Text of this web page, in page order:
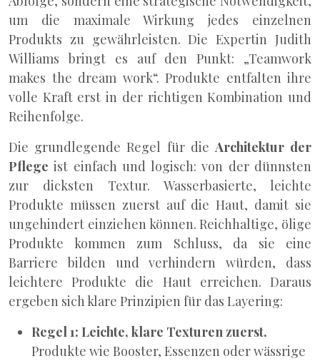
um die maximale Wirkung jedes einzelnen
Produkts zu gewährleisten. Die Expertin Judith
Williams bringt es auf den Punkt: „Teamwork
makes the dream work“. Produkte entfalten ihre
volle Kraft erst in der richtigen Kombination und
Reihenfolge.
Die grundlegende Regel für die Architektur der
Pflege ist einfach und logisch: von der dünnsten
zur dicksten Textur. Wasserbasierte, leichte
Produkte müssen zuerst auf die Haut, damit sie
ungehindert einziehen können. Reichhaltige, ölige
Produkte kommen zum Schluss, da sie eine
Barriere bilden und verhindern würden, dass
leichtere Produkte die Haut erreichen. Daraus
ergeben sich klare Prinzipien für das Layering:
Regel 1: Leichte, klare Texturen zuerst.
Produkte wie Booster, Essenzen oder wässrige